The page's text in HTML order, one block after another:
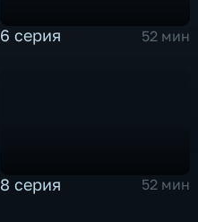
6 серия 52 мин
8 серия 52 мин